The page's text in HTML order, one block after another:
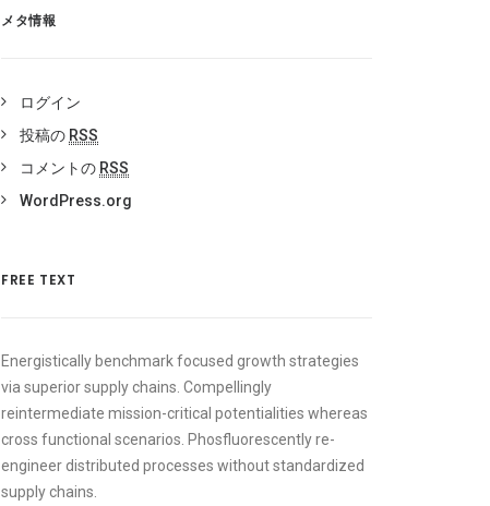
メタ情報
ログイン
投稿の RSS
コメントの RSS
WordPress.org
FREE TEXT
Energistically benchmark focused growth strategies
via superior supply chains. Compellingly
reintermediate mission-critical potentialities whereas
cross functional scenarios. Phosfluorescently re-
engineer distributed processes without standardized
supply chains.